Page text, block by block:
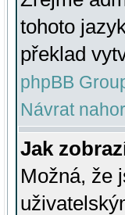
tohoto
překlad
phpBB
Návrat
Jak
Možná, že